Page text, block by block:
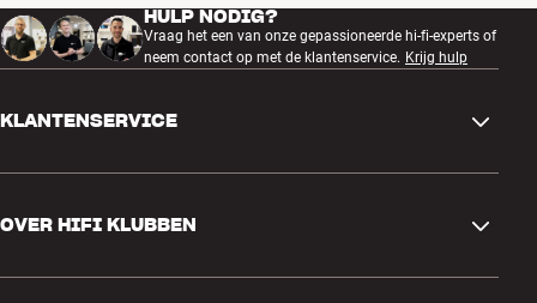
HULP NODIG?
Vraag het een van onze gepassioneerde hi-fi-experts of
neem contact op met de klantenservice. Krijg hulp
KLANTENSERVICE
Ruilen en retourneren
OVER HIFI KLUBBEN